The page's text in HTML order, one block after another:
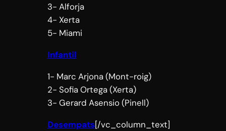
3- Alforja
4- Xerta
5- Miami
Infantil
1- Marc Arjona (Mont-roig)
2- Sofia Ortega (Xerta)
3- Gerard Asensio (Pinell)
Desempats[/vc_column_text]